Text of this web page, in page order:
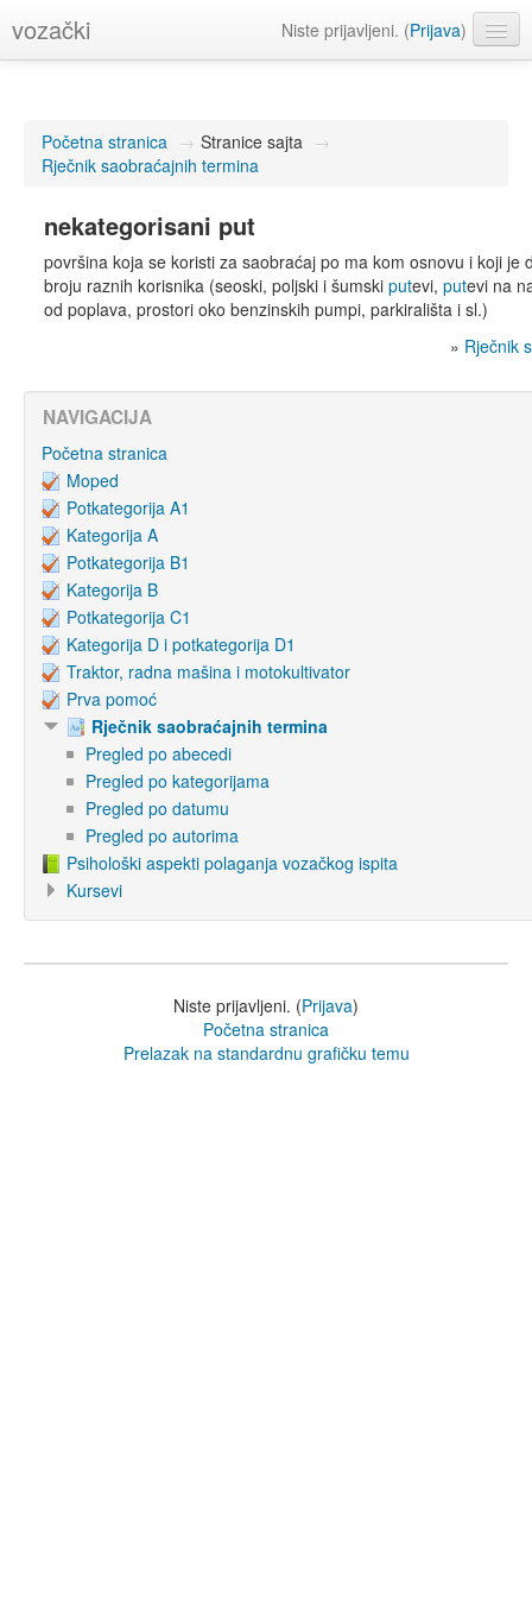
vozački Niste prijavljeni. (Prijava)
Početna stranica → Stranice sajta →
Rječnik saobraćajnih termina
nekategorisani put
površina koja se koristi za saobraćaj po ma kom osnovu i koji je
broju raznih korisnika (seoski, poljski i šumski putevi, putevi na
od poplava, prostori oko benzinskih pumpi, parkirališta i sl.)
» Rječnik
NAVIGACIJA
Početna stranica
Moped
Potkategorija A1
Kategorija A
Potkategorija B1
Kategorija B
Potkategorija C1
Kategorija D i potkategorija D1
Traktor, radna mašina i motokultivator
Prva pomoć
Rječnik saobraćajnih termina
Pregled po abecedi
Pregled po kategorijama
Pregled po datumu
Pregled po autorima
Psihološki aspekti polaganja vozačkog ispita
Kursevi
Niste prijavljeni. (Prijava)
Početna stranica
Prelazak na standardnu grafičku temu